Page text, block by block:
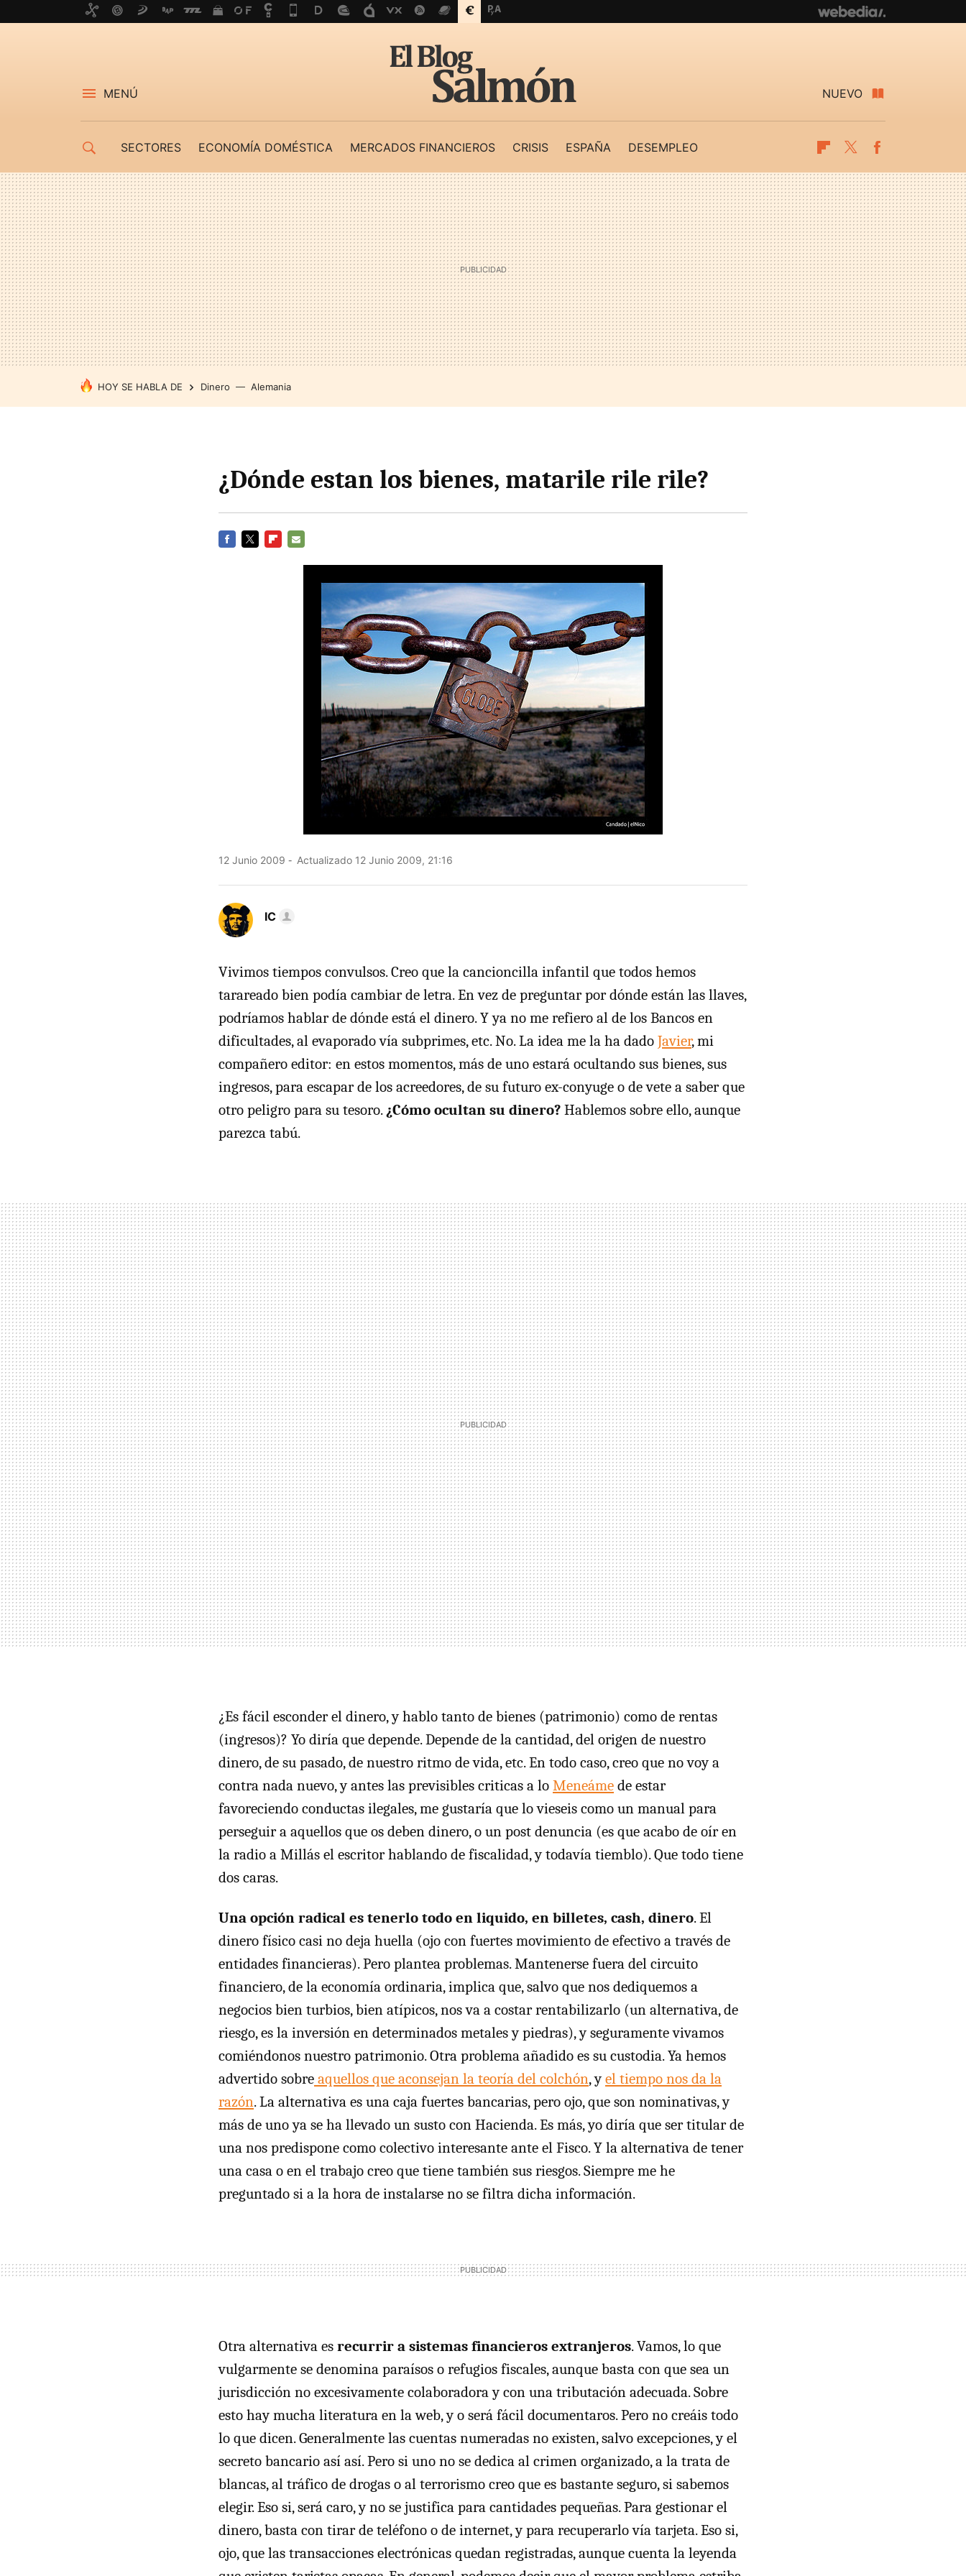
MENÚ NUEVO
SECTORES ECONOMÍA DOMÉSTICA MERCADOS FINANCIEROS CRISIS ESPAÑA DESEMPLEO Flipboard
Twitter
HOY SE HABLA DE Dinero Alemania
¿Dónde estan los bienes, matarile rile rile?
12 Junio 2009 Actualizado 12 Junio 2009, 21:16
IC
Vivimos tiempos convulsos. Creo que la cancioncilla infantil que todos hemos
tarareado bien podía cambiar de letra. En vez de preguntar por dónde están las llaves,
podríamos hablar de dónde está el dinero. Y ya no me refiero al de los Bancos en
dificultades, al evaporado vía subprimes, etc. No. La idea me la ha dado Javier, mi
compañero editor: en estos momentos, más de uno estará ocultando sus bienes, sus
ingresos, para escapar de los acreedores, de su futuro ex-conyuge o de vete a saber que
otro peligro para su tesoro. ¿Cómo ocultan su dinero? Hablemos sobre ello, aunque
parezca tabú.
¿Es fácil esconder el dinero, y hablo tanto de bienes (patrimonio) como de rentas
(ingresos)? Yo diría que depende. Depende de la cantidad, del origen de nuestro
dinero, de su pasado, de nuestro ritmo de vida, etc. En todo caso, creo que no voy a
contra nada nuevo, y antes las previsibles criticas a lo Meneáme de estar
favoreciendo conductas ilegales, me gustaría que lo vieseis como un manual para
perseguir a aquellos que os deben dinero, o un post denuncia (es que acabo de oír en
la radio a Millás el escritor hablando de fiscalidad, y todavía tiemblo). Que todo tiene
dos caras.
Una opción radical es tenerlo todo en liquido, en billetes, cash, dinero. El
dinero físico casi no deja huella (ojo con fuertes movimiento de efectivo a través de
entidades financieras). Pero plantea problemas. Mantenerse fuera del circuito
financiero, de la economía ordinaria, implica que, salvo que nos dediquemos a
negocios bien turbios, bien atípicos, nos va a costar rentabilizarlo (un alternativa, de
riesgo, es la inversión en determinados metales y piedras), y seguramente vivamos
comiéndonos nuestro patrimonio. Otra problema añadido es su custodia. Ya hemos
advertido sobre aquellos que aconsejan la teoría del colchón, yel tiempo nos da la
razón. La alternativa es una caja fuertes bancarias, pero ojo, que son nominativas, y
más de uno ya se ha llevado un susto con Hacienda. Es más, yo diría que ser titular de
una nos predispone como colectivo interesante ante el Fisco. Y la alternativa de tener
una casa o en el trabajo creo que tiene también sus riesgos. Siempre me he
preguntado si a la hora de instalarse no se filtra dicha información.
Otra alternativa es recurrir a sistemas financieros extranjeros. Vamos, lo que
vulgarmente se denomina paraísos o refugios fiscales, aunque basta con que sea un
jurisdicción no excesivamente colaboradora y con una tributación adecuada. Sobre
esto hay mucha literatura en la web, y o será fácil documentaros. Pero no creáis todo
lo que dicen. Generalmente las cuentas numeradas no existen, salvo excepciones, y el
secreto bancario así así. Pero si uno no se dedica al crimen organizado, a la trata de
blancas, al tráfico de drogas o al terrorismo creo que es bastante seguro, si sabemos
elegir. Eso si, será caro, y no se justifica para cantidades pequeñas. Para gestionar el
dinero, basta con tirar de teléfono o de internet, y para recuperarlo vía tarjeta. Eso si,
ojo, que las transacciones electrónicas quedan registradas, aunque cuenta la leyenda